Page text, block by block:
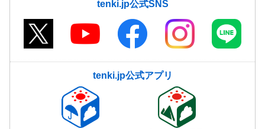
tenki.jp公式SNS
tenki.jp公式アプリ